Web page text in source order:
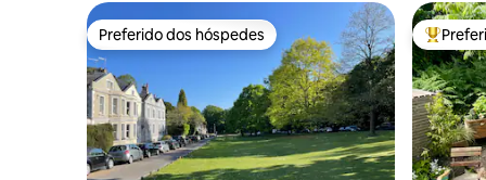
Preferido dos hóspedes
Preferido dos hóspedes Entre